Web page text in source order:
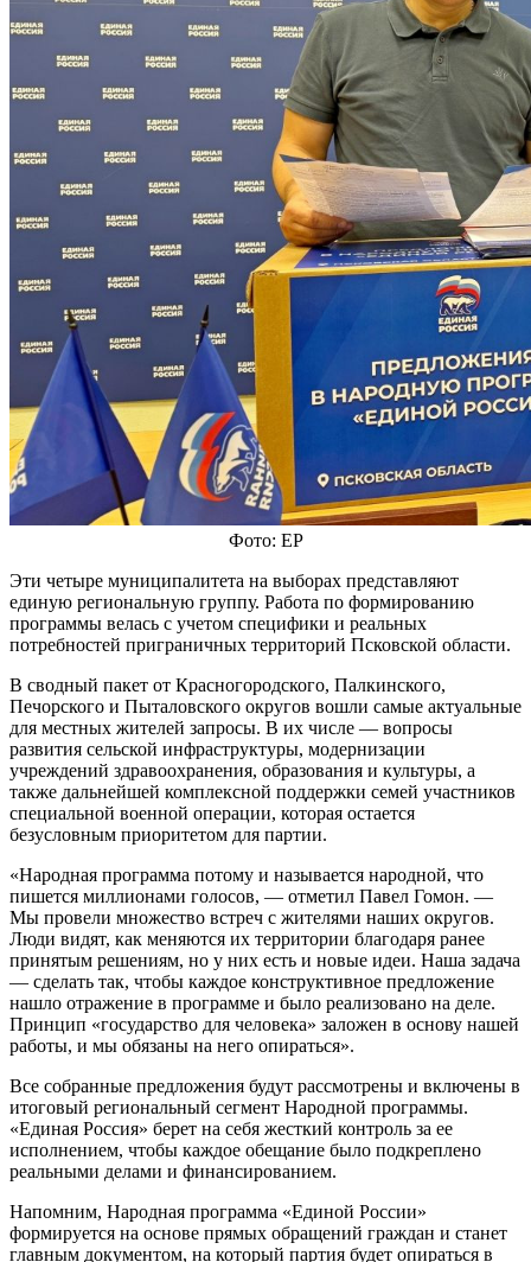
Фото: ЕР
Эти четыре муниципалитета на выборах представляют
единую региональную группу. Работа по формированию
программы велась с учетом специфики и реальных
потребностей приграничных территорий Псковской области.
В сводный пакет от Красногородского, Палкинского,
Печорского и Пыталовского округов вошли самые актуальные
для местных жителей запросы. В их числе — вопросы
развития сельской инфраструктуры, модернизации
учреждений здравоохранения, образования и культуры, а
также дальнейшей комплексной поддержки семей участников
специальной военной операции, которая остается
безусловным приоритетом для партии.
«Народная программа потому и называется народной, что
пишется миллионами голосов, — отметил Павел Гомон. —
Мы провели множество встреч с жителями наших округов.
Люди видят, как меняются их территории благодаря ранее
принятым решениям, но у них есть и новые идеи. Наша задача
— сделать так, чтобы каждое конструктивное предложение
нашло отражение в программе и было реализовано на деле.
Принцип «государство для человека» заложен в основу нашей
работы, и мы обязаны на него опираться».
Все собранные предложения будут рассмотрены и включены в
итоговый региональный сегмент Народной программы.
«Единая Россия» берет на себя жесткий контроль за ее
исполнением, чтобы каждое обещание было подкреплено
реальными делами и финансированием.
Напомним, Народная программа «Единой России»
формируется на основе прямых обращений граждан и станет
главным документом, на который партия будет опираться в